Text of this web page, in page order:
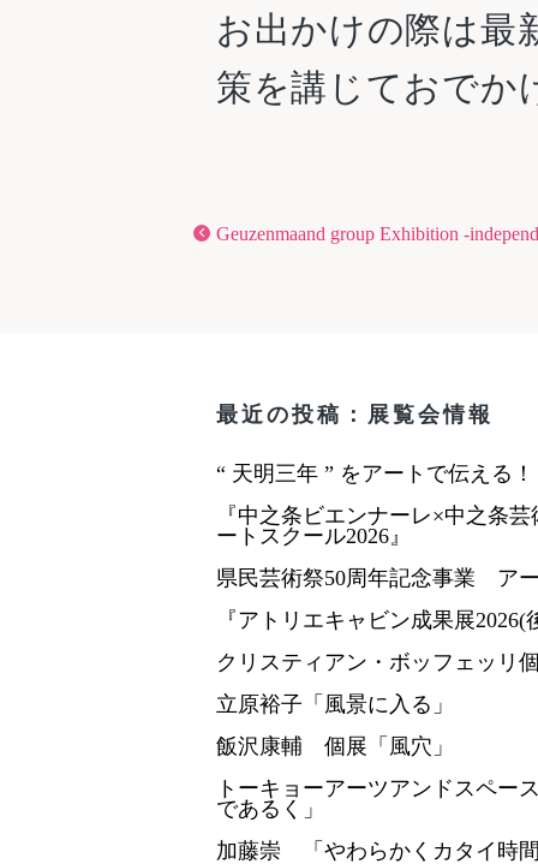
お出かけの際は最
策を講じておでか
Geuzenmaand group Exhibition -
最近の投稿：展覧会情報
“ 天明三年 ” をアートで伝える
『中之条ビエンナーレ×中之条
ートスクール2026』
県民芸術祭50周年記念事業 ア
『アトリエキャビン成果展2026(
クリスティアン・ボッフェッリ
立原裕子「風景に入る」
飯沢康輔 個展「風穴」
トーキョーアーツアンドスペー
であるく」
加藤崇 「やわらかくカタイ時